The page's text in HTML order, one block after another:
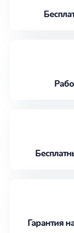
Гарантия